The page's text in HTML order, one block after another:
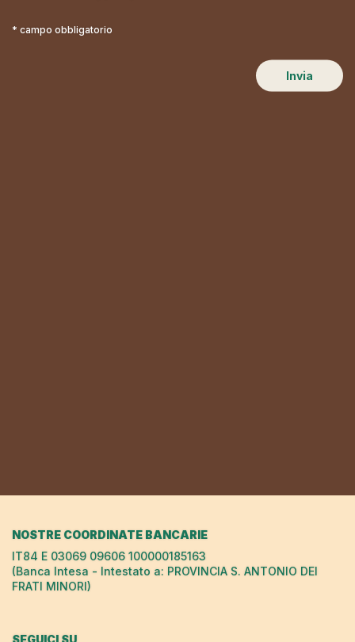
* campo obbligatorio
Invia
NOSTRE COORDINATE BANCARIE
IT84 E 03069 09606 100000185163
(Banca Intesa - Intestato a: PROVINCIA S. ANTONIO DEI
FRATI MINORI)
SEGUICI SU